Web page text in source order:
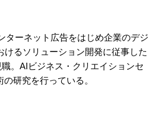
ターネット広告をはじめ企業のデジ
けるソリューション開発に従事した
。AIビジネス・クリエイションセ
研究を行っている。